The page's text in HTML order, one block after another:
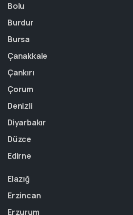
Bolu
Burdur
Bursa
Çanakkale
Çankırı
Çorum
Denizli
Diyarbakır
Düzce
Edirne
Elazığ
Erzincan
Erzurum